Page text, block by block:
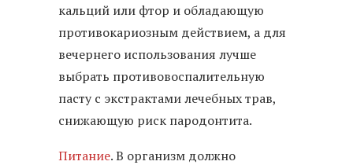
кальций или фтор и обладающую
противокариозным действием, а для
вечернего использования лучше
выбрать противовоспалительную
пасту с экстрактами лечебных трав,
снижающую риск пародонтита.
Питание. В организм должно